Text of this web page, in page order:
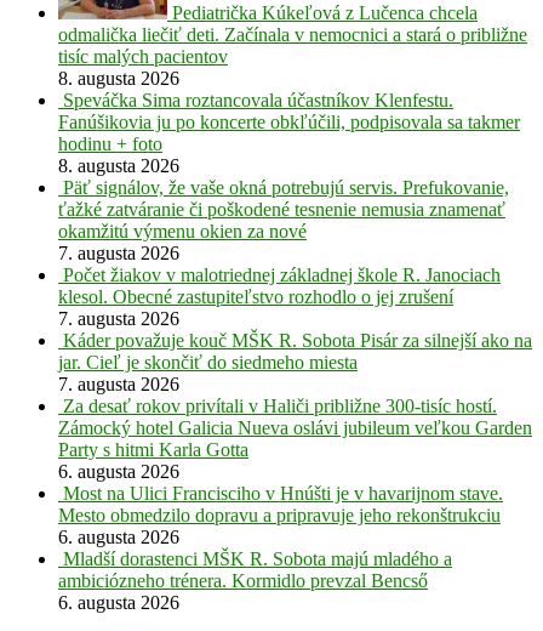
Pediatrička Kúkeľová z Lučenca chcela
odmalička liečiť deti. Začínala v nemocnici a stará o približne
tisíc malých pacientov
8. augusta 2026
Speváčka Sima roztancovala účastníkov Klenfestu.
Fanúšikovia ju po koncerte obkľúčili, podpisovala sa takmer
hodinu + foto
8. augusta 2026
Päť signálov, že vaše okná potrebujú servis. Prefukovanie,
ťažké zatváranie či poškodené tesnenie nemusia znamenať
okamžitú výmenu okien za nové
7. augusta 2026
Počet žiakov v malotriednej základnej škole R. Janociach
klesol. Obecné zastupiteľstvo rozhodlo o jej zrušení
7. augusta 2026
Káder považuje kouč MŠK R. Sobota Pisár za silnejší ako na
jar. Cieľ je skončiť do siedmeho miesta
7. augusta 2026
Za desať rokov privítali v Haliči približne 300-tisíc hostí.
Zámocký hotel Galicia Nueva oslávi jubileum veľkou Garden
Party s hitmi Karla Gotta
6. augusta 2026
Most na Ulici Francisciho v Hnúšti je v havarijnom stave.
Mesto obmedzilo dopravu a pripravuje jeho rekonštrukciu
6. augusta 2026
Mladší dorastenci MŠK R. Sobota majú mladého a
ambiciózneho trénera. Kormidlo prevzal Bencső
6. augusta 2026